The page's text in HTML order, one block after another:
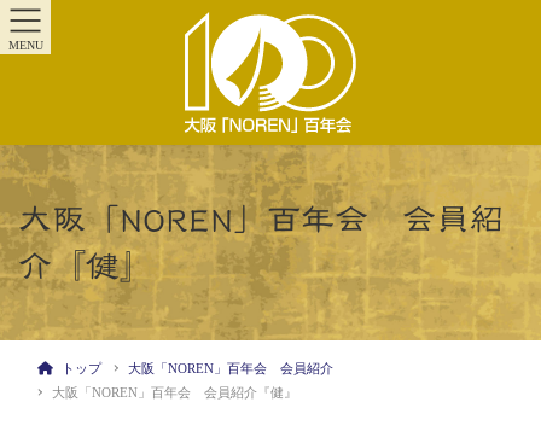
大阪「NOREN」百年会 会員紹
介『健』
トップ
大阪「NOREN」百年会 会員紹介
大阪「NOREN」百年会 会員紹介『健』
MENU